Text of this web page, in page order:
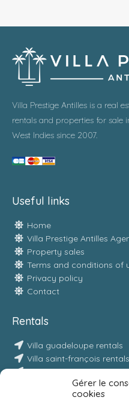
Gérer le
cookies
Villa Prestige Antilles is a real
rentals and properties for sale
West Indies since 2007.
Useful links
Home
Villa Prestige Antilles
Property sales
Terms and conditions of
Privacy policy
Contact
Rentals
Villa guadeloupe rentals
Villa saint-françois rentals
Villa sainte-anne rentals
Villa gosier rentals
Villa moule rentals